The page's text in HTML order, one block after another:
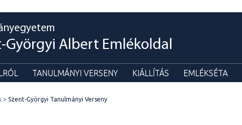
Györgyi Albert Emlékoldal
TANULMÁNYI VERSENY KIÁLLÍTÁS EMLÉKSÉTA
Szent-Györgyi Tanulmányi Verseny